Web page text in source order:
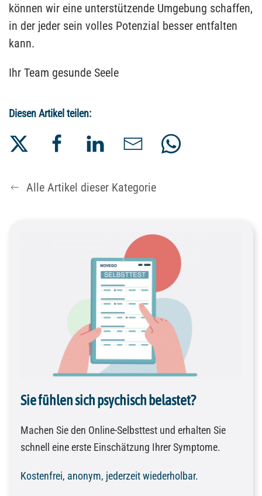
können wir eine unterstützende Umgebung schaffen,
in der jeder sein volles Potenzial besser entfalten
kann.
Ihr Team gesunde Seele
Diesen Artikel teilen:
Alle Artikel dieser Kategorie
Sie fühlen sich psychisch belastet?
Machen Sie den Online-Selbsttest und erhalten Sie
schnell eine erste Einschätzung Ihrer Symptome.
Kostenfrei, anonym, jederzeit wiederholbar.